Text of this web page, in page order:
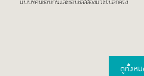
แบบที่คนชอบกินและชอบชิลล์ต้องแวะไปสักครั้ง
ดูทั้งห